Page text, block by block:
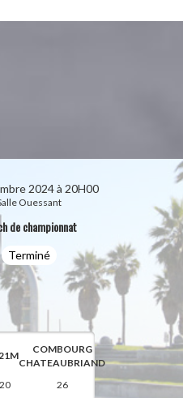
2024 à 20H00
Ouessant
de championnat
Terminé
COMBOURG
CHATEAUBRIAND
20
26